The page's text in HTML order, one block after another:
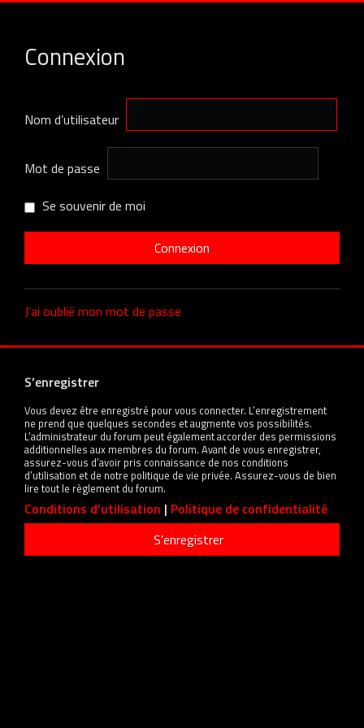
Connexion
Nom d’utilisateur
Mot de passe
Se souvenir de moi
J’ai oublié mon mot de passe
S’enregistrer
Vous devez être enregistré pour vous connecter. L’enregistrement
ne prend que quelques secondes et augmente vos possibilités.
L’administrateur du forum peut également accorder des permissions
additionnelles aux membres du forum. Avant de vous enregistrer,
assurez-vous d’avoir pris connaissance de nos conditions
d’utilisation et de notre politique de vie privée. Assurez-vous de bien
lire tout le règlement du forum.
Conditions d’utilisation | Politique de confidentialité
S’enregistrer